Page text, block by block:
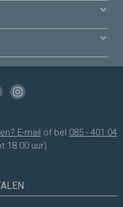
E-mail of bel 085 - 401 04
18.00 uur)